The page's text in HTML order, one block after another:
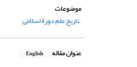
موضوعات
تاریخ علم دورۀ اسلامی
عنوان مقاله English